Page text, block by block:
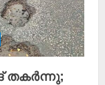
തകർന്നു;